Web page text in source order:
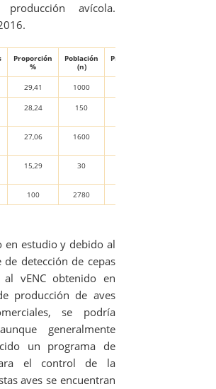
avícola.
Proporción
%
Población
(n)
Prevalencia
29,41 1000
28,24 150
27,06 1600
15,29 30
100 2780
en estudio y debido al
detección de cepas
al vENC obtenido en
producción de aves
se podría
generalmente
un programa de
el control de la
aves se encuentran